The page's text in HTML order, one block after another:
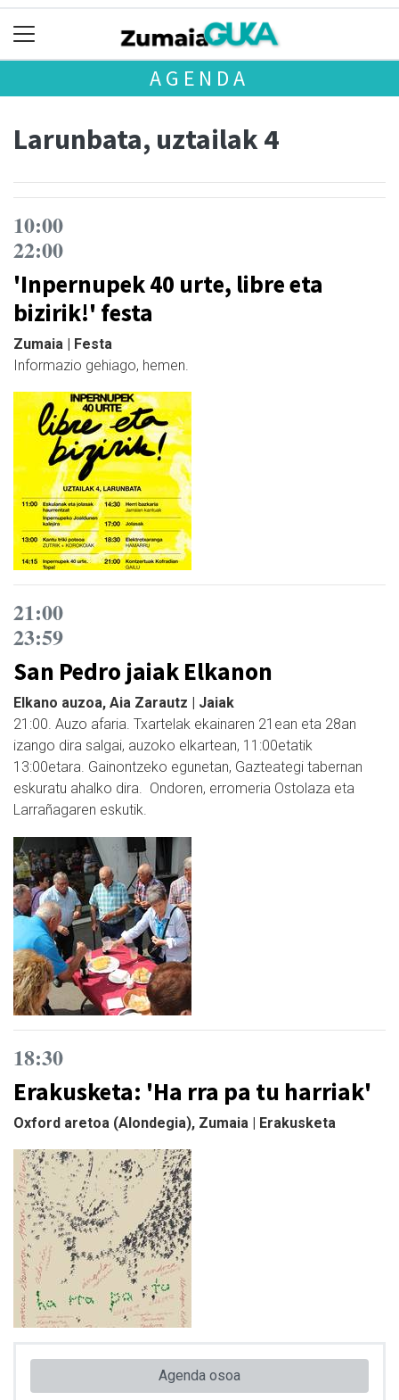
AGENDA
Larunbata, uztailak 4
10:00
22:00
'Inpernupek 40 urte, libre eta
bizirik!' festa
Zumaia | Festa
Informazio gehiago, hemen.
21:00
23:59
San Pedro jaiak Elkanon
Elkano auzoa, Aia Zarautz | Jaiak
21:00. Auzo afaria. Txartelak ekainaren 21ean eta 28an
izango dira salgai, auzoko elkartean, 11:00etatik
13:00etara. Gainontzeko egunetan, Gazteategi tabernan
eskuratu ahalko dira. Ondoren, erromeria Ostolaza eta
Larrañagaren eskutik.
18:30
Erakusketa: 'Ha rra pa tu harriak'
Oxford aretoa (Alondegia), Zumaia | Erakusketa
Agenda osoa